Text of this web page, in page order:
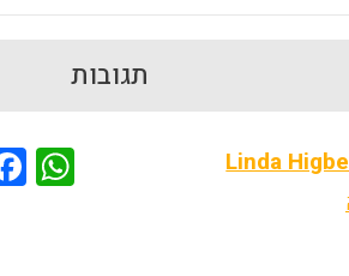
תגובות
Linda
W
h